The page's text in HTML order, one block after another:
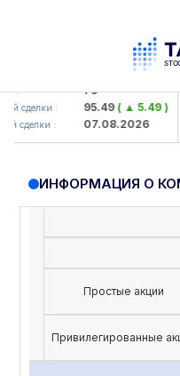
: 79
сделки : 95.49( ▲ 5.49 )
сделки : 07.08.2026
ИНФОРМАЦИЯ О
Простые акции
Привилегированные